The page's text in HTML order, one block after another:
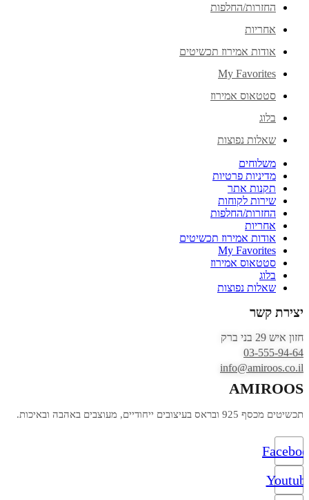
החזרות/החלפות
אחריות
אודות אמירוז תכשיטים
My Favorites
סטטאוס אמירוז
בלוג
שאלות נפוצות
משלוחים
מדיניות פרטיות
תקנות אתר
שירות לקוחות
החזרות/החלפות
אחריות
אודות אמירוז תכשיטים
My Favorites
סטטאוס אמירוז
בלוג
שאלות נפוצות
יצירת קשר
חזון איש 29 בני ברק
03-555-94-64
info@amiroos.co.il
AMIROOS
תכשיטים מכסף 925 ובראס בעיצובים ייחודיים, מעוצבים באהבה ובאיכות.